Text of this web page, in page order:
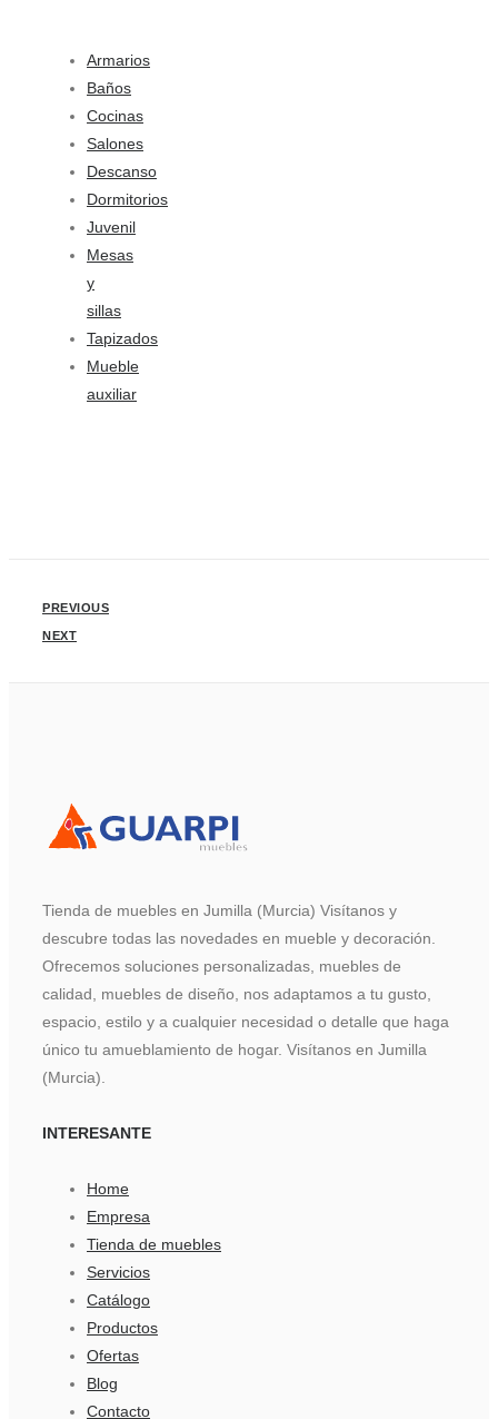
Armarios
Baños
Cocinas
Salones
Descanso
Dormitorios
Juvenil
Mesas
y
sillas
Tapizados
Mueble
auxiliar
PREVIOUS
NEXT
Tienda de muebles en Jumilla (Murcia) Visítanos y
descubre todas las novedades en mueble y decoración.
Ofrecemos soluciones personalizadas, muebles de
calidad, muebles de diseño, nos adaptamos a tu gusto,
espacio, estilo y a cualquier necesidad o detalle que haga
único tu amueblamiento de hogar. Visítanos en Jumilla
(Murcia).
INTERESANTE
Home
Empresa
Tienda de muebles
Servicios
Catálogo
Productos
Ofertas
Blog
Contacto